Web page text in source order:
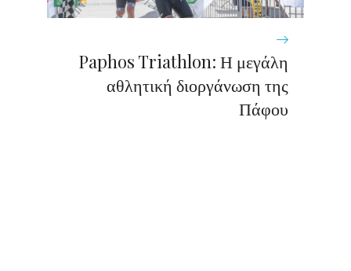
Paphos Triathlon: Η μεγάλη
αθλητική διοργάνωση της
Πάφου